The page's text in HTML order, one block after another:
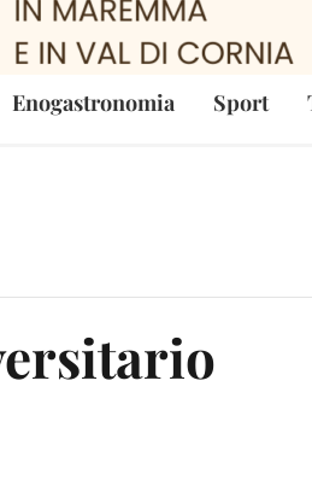
Enogastronomia Sport